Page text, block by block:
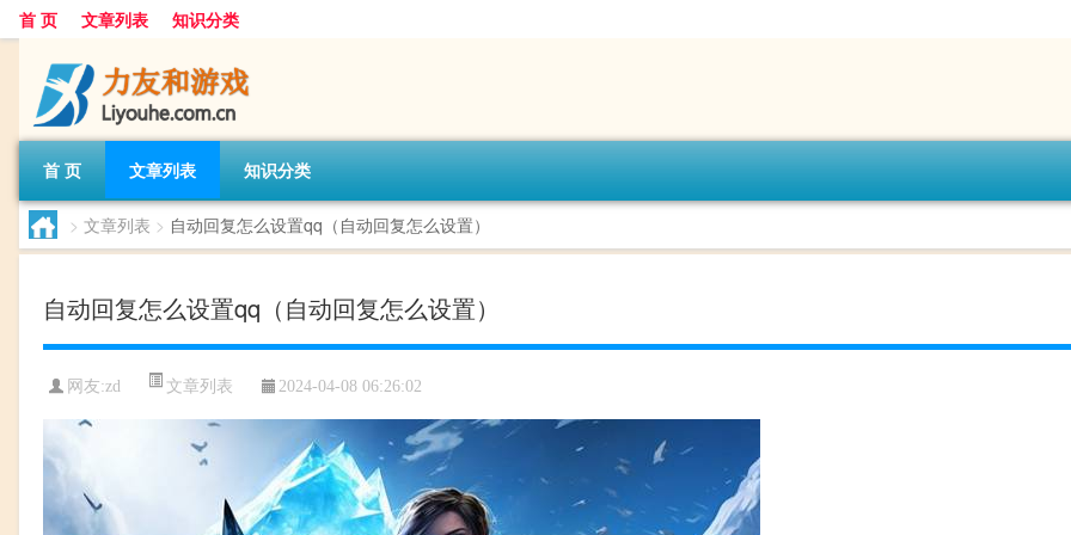
首 页 文章列表 知识分类
首 页 文章列表 知识分类
> 文章列表 > 自动回复怎么设置qq（自动回复怎么设置）
自动回复怎么设置qq（自动回复怎么设置）
网友:zd 文章列表 2024-04-08 06:26:02